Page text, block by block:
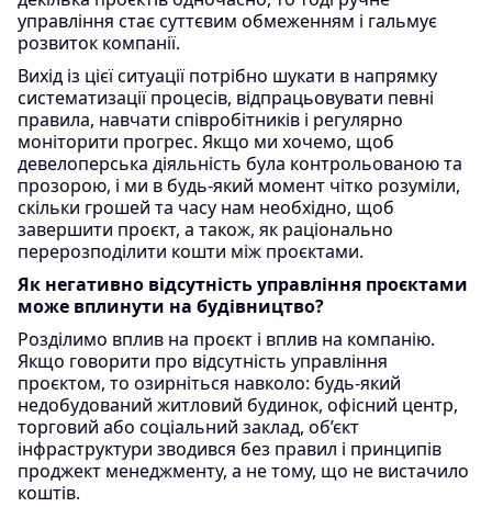
управління стає суттєвим обмеженням і гальмує
розвиток компанії.
Вихід із цієї ситуації потрібно шукати в напрямку
систематизації процесів, відпрацьовувати певні
правила, навчати співробітників і регулярно
моніторити прогрес. Якщо ми хочемо, щоб
девелоперська діяльність була контрольованою та
прозорою, і ми в будь-який момент чітко розуміли,
скільки грошей та часу нам необхідно, щоб
завершити проєкт, а також, як раціонально
перерозподілити кошти між проєктами.
Як негативно відсутність управління проєктами
може вплинути на будівництво?
Розділимо вплив на проєкт і вплив на компанію.
Якщо говорити про відсутність управління
проєктом, то озирніться навколо: будь-який
недобудований житловий будинок, офісний центр,
торговий або соціальний заклад, об’єкт
інфраструктури зводився без правил і принципів
проджект менеджменту, а не тому, що не вистачило
коштів.